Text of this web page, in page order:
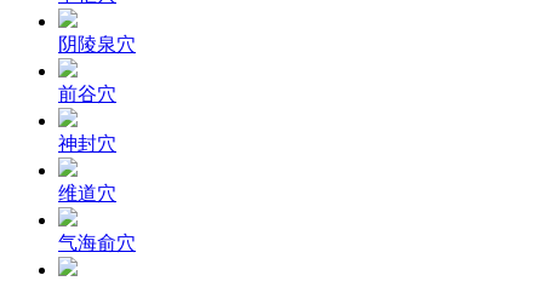
阴陵泉穴
前谷穴
神封穴
维道穴
气海俞穴